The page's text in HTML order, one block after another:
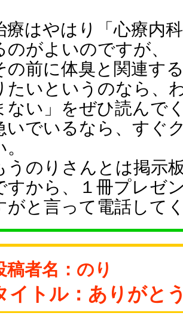
療はやはり「心療内
のがよいのですが、
の前に体臭と関連す
たいというのなら、
ない」をぜひ読んで
いでいるなら、すぐ
。
うのりさんとは掲示
すから、１冊プレゼ
がと言って電話して
稿者名：のり
イトル：ありがと